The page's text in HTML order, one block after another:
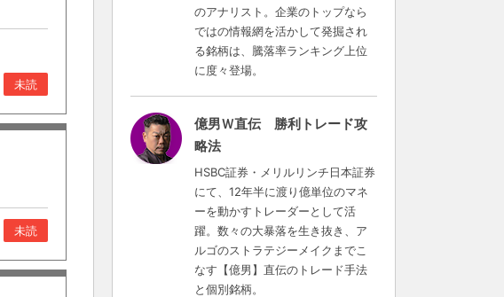
未読
未読
のアナリスト。企業のトップなら
ではの情報網を活かして発掘され
る銘柄は、騰落率ランキング上位
に度々登場。
億男Ｗ直伝 勝利トレード攻
略法
HSBC証券・メリルリンチ日本証券
にて、12年半に渡り億単位のマネ
ーを動かすトレーダーとして活
躍。数々の大暴落を生き抜き、ア
ルゴのストラテジーメイクまでこ
なす【億男】直伝のトレード手法
と個別銘柄。